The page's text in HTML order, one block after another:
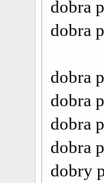
dobra
dobra
dobra
dobra
dobra
dobra
dobry